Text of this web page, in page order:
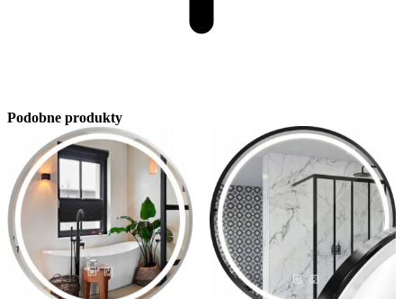
Podobne produkty